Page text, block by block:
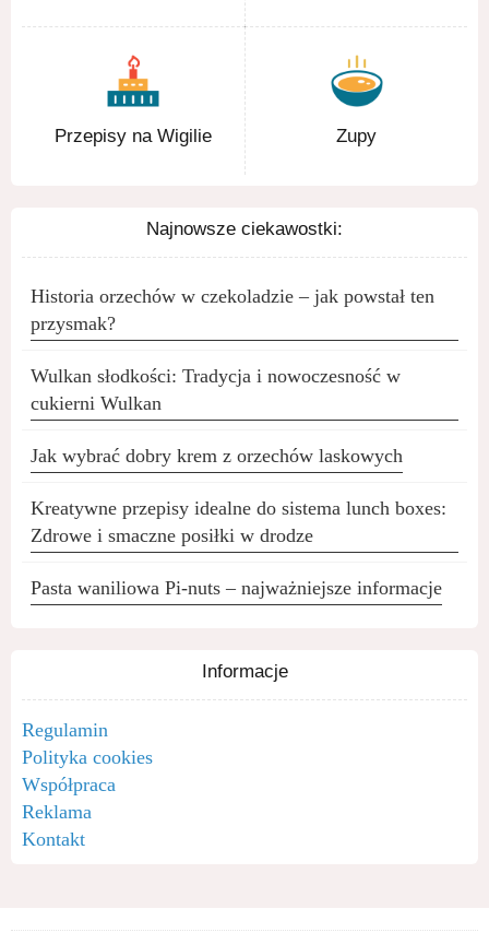
Przepisy na Wigilie Zupy
Najnowsze ciekawostki:
Historia orzechów w czekoladzie – jak powstał ten
przysmak?
Wulkan słodkości: Tradycja i nowoczesność w
cukierni Wulkan
Jak wybrać dobry krem z orzechów laskowych
Kreatywne przepisy idealne do sistema lunch boxes:
Zdrowe i smaczne posiłki w drodze
Pasta waniliowa Pi-nuts – najważniejsze informacje
Informacje
Regulamin
Polityka cookies
Współpraca
Reklama
Kontakt